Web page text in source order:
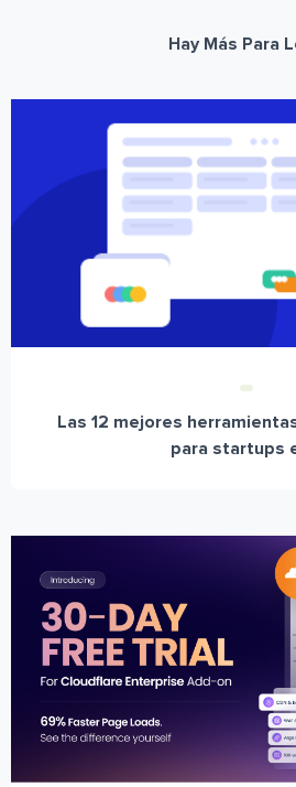
Hay Más Para
Las 12 mejores
para startups